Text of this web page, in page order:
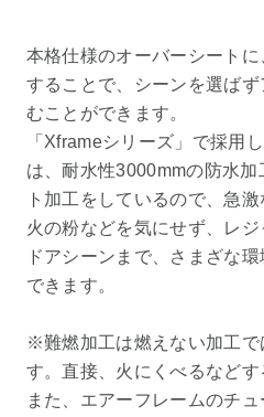
本格仕様のオーバーシート
することで、シーンを選ば
むことができます。
「Xframeシリーズ」で採用
は、耐水性3000mmの防水加
ト加工をしているので、急
火の粉などを気にせず、レ
ドアシーンまで、さまざな
できます。
※難燃加工は燃えない加工
す。直接、火にくべるなどす
また、エアーフレームのチ